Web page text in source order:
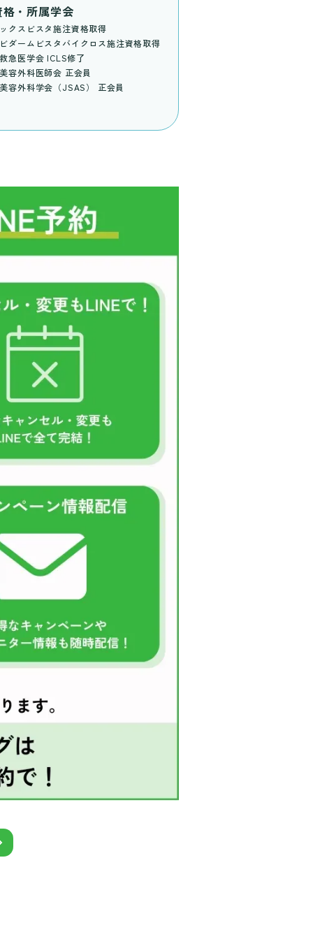
格・所属学会
クスビスタ施注資格取得
ダームビスタバイクロス施注資格取得
急医学会 ICLS修了
容外科医師会 正会員
容外科学会（JSAS） 正会員